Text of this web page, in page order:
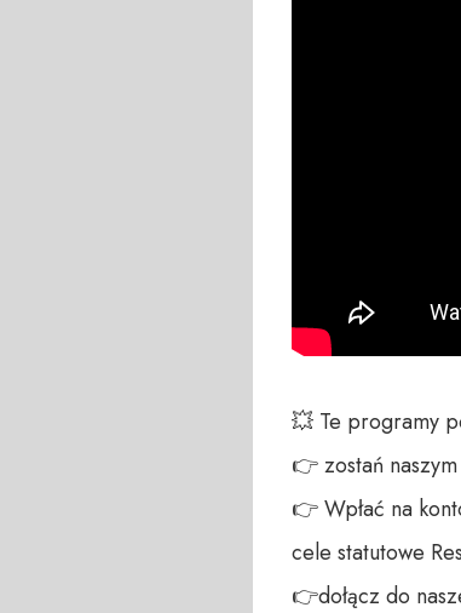
💥 Te programy
👉 zostań
👉 Wpłać na
cele statutowe
👉dołącz do